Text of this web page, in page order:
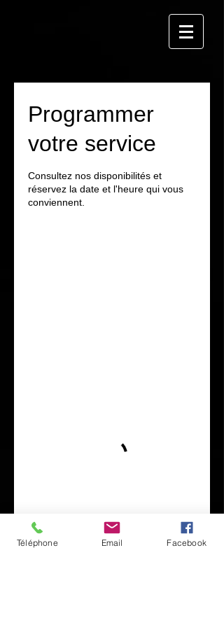
Programmer
votre service
Consultez nos disponibilités et
réservez la date et l'heure qui vous
conviennent.
Téléphone Email Facebook